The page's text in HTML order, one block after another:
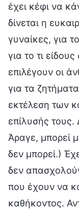
έχει κέφι να
δίνεται η
γυναίκες, για
για το τι
επιλέγουν οι
για τα
εκτέλεση των
επίλυσής
Άραγε, μπορεί
δεν μπορεί.)
δεν
που έχουν να
καθήκοντος.